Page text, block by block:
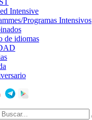
Intensive
Programas Intensivos
de idiomas